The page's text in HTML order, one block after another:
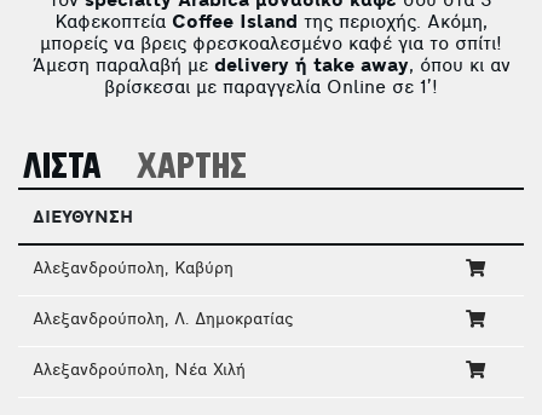
Καφεκοπτεία Coffee Island της περιοχής. Ακόμη,
μπορείς να βρεις φρεσκοαλεσμένο καφέ για το σπίτι!
Άμεση παραλαβή με delivery ή take away, όπου κι αν
βρίσκεσαι με παραγγελία Online σε 1’!
ΛΙΣΤΑ ΧΑΡΤΗΣ
ΔΙΕΥΘΥΝΣΗ
Αλεξανδρούπολη, Καβύρη
Αλεξανδρούπολη, Λ. Δημοκρατίας
Αλεξανδρούπολη, Νέα Χιλή